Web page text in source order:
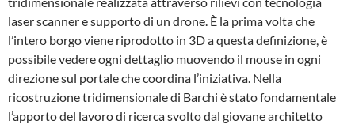
laser scanner e supporto di un drone. È la prima volta che
l’intero borgo viene riprodotto in 3D a questa definizione, è
possibile vedere ogni dettaglio muovendo il mouse in ogni
direzione sul portale che coordina l’iniziativa. Nella
ricostruzione tridimensionale di Barchi è stato fondamentale
l’apporto del lavoro di ricerca svolto dal giovane architetto